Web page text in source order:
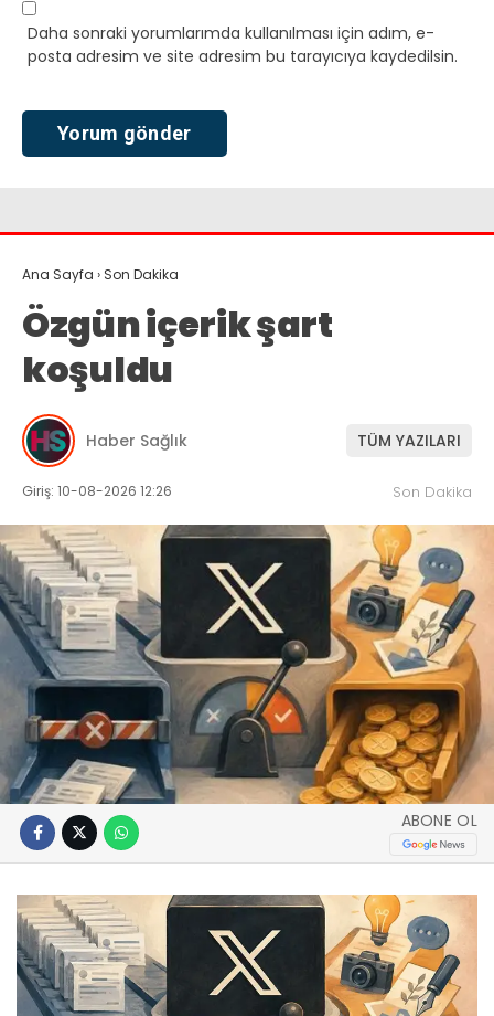
Daha sonraki yorumlarımda kullanılması için adım, e-
posta adresim ve site adresim bu tarayıcıya kaydedilsin.
Ana Sayfa › Son Dakika
Özgün içerik şart
koşuldu
Haber Sağlık TÜM YAZILARI
Giriş: 10-08-2026 12:26 Son Dakika
ABONE OL